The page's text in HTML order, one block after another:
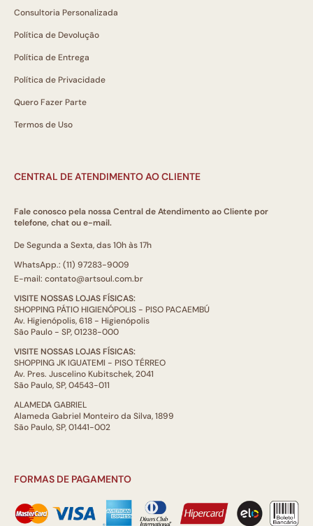
Consultoria Personalizada
Política de Devolução
Política de Entrega
Política de Privacidade
Quero Fazer Parte
Termos de Uso
CENTRAL DE ATENDIMENTO AO CLIENTE
Fale conosco pela nossa Central de Atendimento ao Cliente por
telefone, chat ou e-mail.
De Segunda a Sexta, das 10h às 17h
WhatsApp.: (11) 97283-9009
E-mail: contato@artsoul.com.br
VISITE NOSSAS LOJAS FÍSICAS:
SHOPPING PÁTIO HIGIENÓPOLIS - PISO PACAEMBÚ
Av. Higienópolis, 618 - Higienópolis
São Paulo - SP, 01238-000
VISITE NOSSAS LOJAS FÍSICAS:
SHOPPING JK IGUATEMI - PISO TÉRREO
Av. Pres. Juscelino Kubitschek, 2041
São Paulo, SP, 04543-011
ALAMEDA GABRIEL
Alameda Gabriel Monteiro da Silva, 1899
São Paulo, SP, 01441-002
FORMAS DE PAGAMENTO